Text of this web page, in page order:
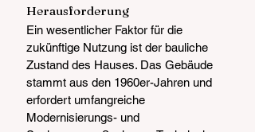
Herausforderung
Ein wesentlicher Faktor für die
zukünftige Nutzung ist der bauliche
Zustand des Hauses. Das Gebäude
stammt aus den 1960er-Jahren und
erfordert umfangreiche
Modernisierungs- und